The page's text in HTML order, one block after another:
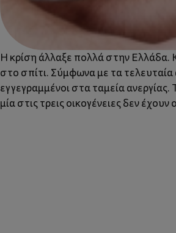
Η κρίση άλλαξε πολλά στην Ελλάδα.
στο σπίτι. Σύμφωνα με τα τελευταία
εγγεγραμμένοι στα ταμεία
μία στις τρεις οικογένειες δεν